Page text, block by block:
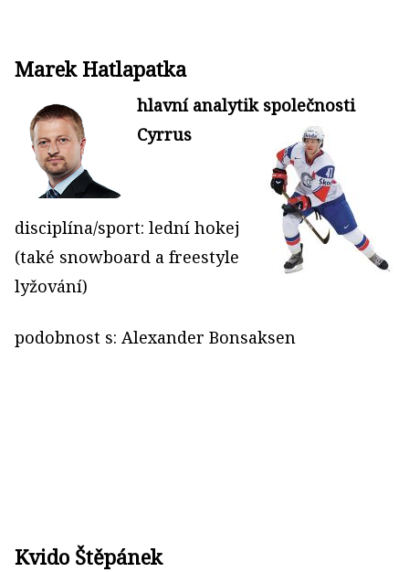
Marek Hatlapatka
hlavní analytik společnosti
Cyrrus
disciplína/sport: lední hokej
(také snowboard a freestyle
lyžování)
podobnost s: Alexander Bonsaksen
Kvido Štěpánek